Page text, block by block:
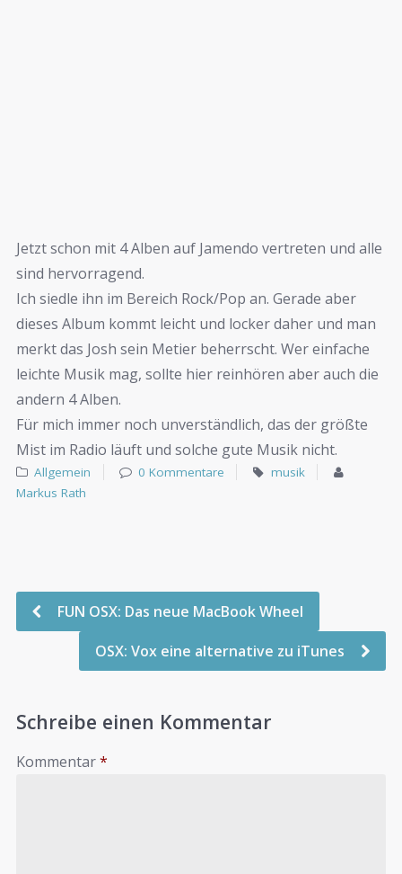
Jetzt schon mit 4 Alben auf Jamendo vertreten und alle
sind hervorragend.
Ich siedle ihn im Bereich Rock/Pop an. Gerade aber
dieses Album kommt leicht und locker daher und man
merkt das Josh sein Metier beherrscht. Wer einfache
leichte Musik mag, sollte hier reinhören aber auch die
andern 4 Alben.
Für mich immer noch unverständlich, das der größte
Mist im Radio läuft und solche gute Musik nicht.
Allgemein 0 Kommentare
musik
Markus Rath
FUN OSX: Das neue MacBook Wheel
OSX: Vox eine alternative zu iTunes
Schreibe einen Kommentar
Kommentar*